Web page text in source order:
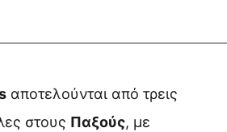
αποτελούνται από τρεις
στους Παξούς, με